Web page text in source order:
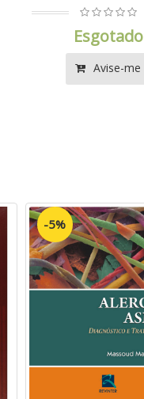
Esgotado
Avise-me
-5%